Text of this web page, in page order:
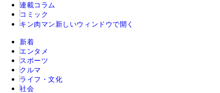
連載コラム
コミック
キン肉マン 新しいウィンドウで開く
新着
エンタメ
スポーツ
クルマ
ライフ・文化
社会